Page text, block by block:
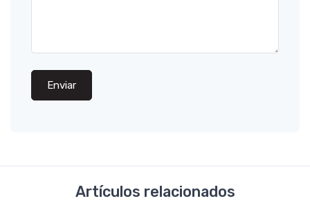
Enviar
Artículos relacionados